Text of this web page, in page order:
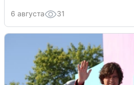
6 августа 31